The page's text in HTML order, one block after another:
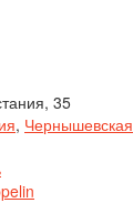
35
, Чернышевская